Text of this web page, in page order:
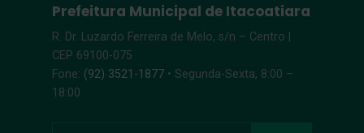
Prefeitura Municipal de Itacoatiara
R. Dr. Luzardo Ferreira de Melo, s/n – Centro |
CEP 69100-075
Fone: (92) 3521-1877 • Segunda-Sexta, 8:00 –
18:00